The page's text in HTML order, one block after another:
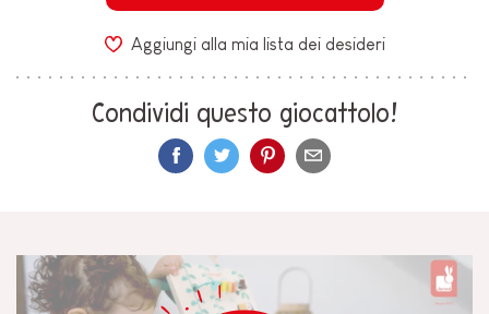
Aggiungi alla mia lista dei desideri
Condividi questo giocattolo!